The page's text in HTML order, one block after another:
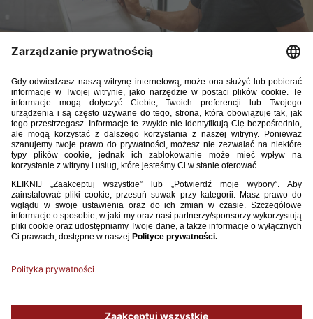
lat 16 przegrała 0:3 z gospodarzami w swoim drugim
spotkaniu w ramach towarzyskiego turnieju w Rumunii.
25 kwietnia, Buftea
Bramki:Tudor Cocu 22', Lanis Avaramescu 46', sam. Mateusz Leniart
58'
Polska:12. Jan Jach – 2. Mateusz Cegliński (58, 4. Marcel Ślusar), 3.
Ruszkiewicz (86, 6. Jakub Falkiewicz), 7. Karol Delikat (58, 9. Igor Tyjon),
Wojciech Machura), 13. Mikołaj Czerniatowicz (58, 11. Filip Skrob), 19.